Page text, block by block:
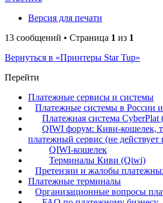
Версия для печати
13 сообщений • Страница 1 из 1
Вернуться в «Принтеры Star Tup»
Перейти
Платежные сервисы и системы
Платежные системы в России
Платежная система CyberPlat
QIWI форум: Киви-кошелек,
платежный сервис (не действует
QIWI-кошелек
Терминалы Киви (Qiwi)
Претензии и жалобы
Платежные терминалы
Организационные вопросы